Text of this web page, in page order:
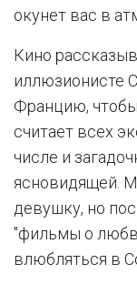
окунет вас в
Кино
иллюзионисте
Францию,
считает всех
числе и
ясновидящей.
девушку, но
"фильмы о
влюбляться в